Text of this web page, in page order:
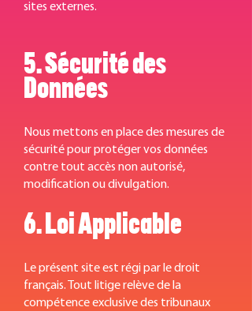
sites externes.
5. Sécurité des
Données
Nous mettons en place des mesures de
sécurité pour protéger vos données
contre tout accès non autorisé,
modification ou divulgation.
6. Loi Applicable
Le présent site est régi par le droit
français. Tout litige relève de la
compétence exclusive des tribunaux